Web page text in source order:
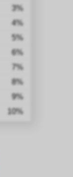
3%
4%
5%
6%
7%
8%
9%
10%